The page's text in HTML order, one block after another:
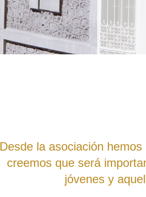
Desde la asociación
creemos que será
jóvenes y